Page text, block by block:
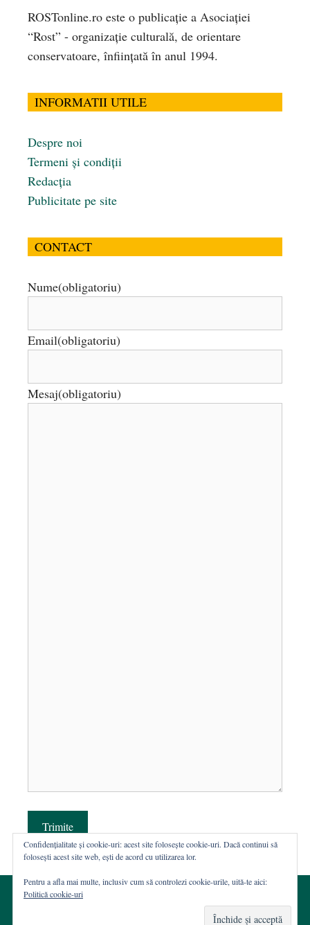
ROSTonline.ro este o publicaţie a Asociaţiei
“Rost” - organizaţie culturală, de orientare
conservatoare, înfiinţată în anul 1994.
INFORMATII UTILE
Despre noi
Termeni și condiții
Redacția
Publicitate pe site
CONTACT
Nume(obligatoriu)
Email(obligatoriu)
Mesaj(obligatoriu)
Trimite
Confidențialitate și cookie-uri: acest site folosește cookie-uri. Dacă continui să
folosești acest site web, ești de acord cu utilizarea lor.
Pentru a afla mai multe, inclusiv cum să controlezi cookie-urile, uită-te aici:
Politică cookie-uri